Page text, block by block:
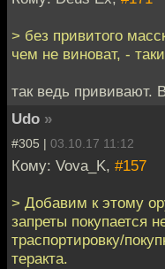
> без привитого
чем не виноват, -
так ведь прививают.
Udo »
#305 | 03.10.17 11:12
Кому: Vova_K, #157
> Добавим к этому
запреты покупается
траспортировку/
теракта.